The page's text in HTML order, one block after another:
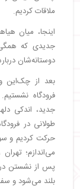
・ تجربه
・ روز
سیتی
・
・اقامت
・
・ روز
سیتی
・تور
・روز نهم:
・
・حرکت
ملاقات کردیم.
اینجا، میان
جدیدی که
دوستانه‌شان
بعد از چک‌این و
فرودگاه
جدید، اندکی
طولانی در
حرکت کردیم و
می‌اندازم؛
پس از نشستن در
بلند می‌شود و